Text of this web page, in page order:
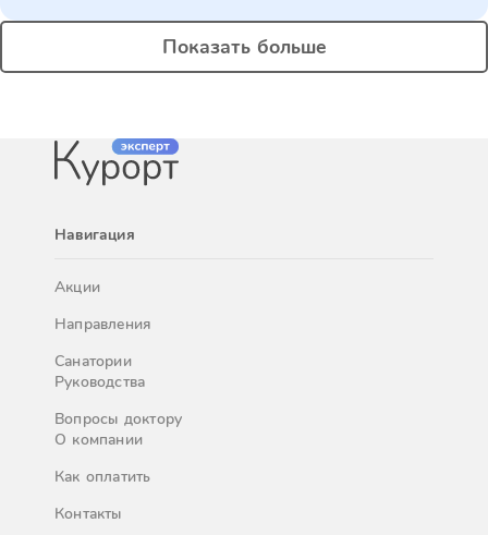
Показать больше
Навигация
Акции
Направления
Санатории
Руководства
Вопросы доктору
О компании
Как оплатить
Контакты